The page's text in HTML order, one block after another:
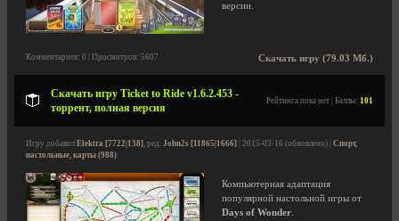
версии.
Скачать игру (79.03 Мб.)
Комментариев: 0 | Просмотров: 5607
Скачать игру Ticket to Ride v1.6.2.453 -
торрент, полная версия
Рейтинга пока нет | Баллы: 101
Игру добавил Elektra [7722|138], ред. John2s [11865|1666] | 2015-03-16 (обновлено) | Спорт,
настольные, карты (988)
Компьютерная адаптация
популярной настольной игры от
Days of Wonder